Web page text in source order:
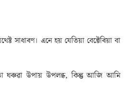
সাধাৰণ। এনে হয় যেতিয়া বেক্টেৰিয়া বা
ঘৰুৱা উপায় উপলব্ধ, কিন্তু আজি আমি